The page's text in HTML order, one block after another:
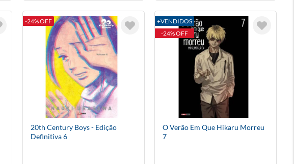
-24% OFF
20th Century Boys - Edição
Definitiva 6
+VENDIDOS
-24% OFF
O Verão Em Que Hikaru Morreu
7